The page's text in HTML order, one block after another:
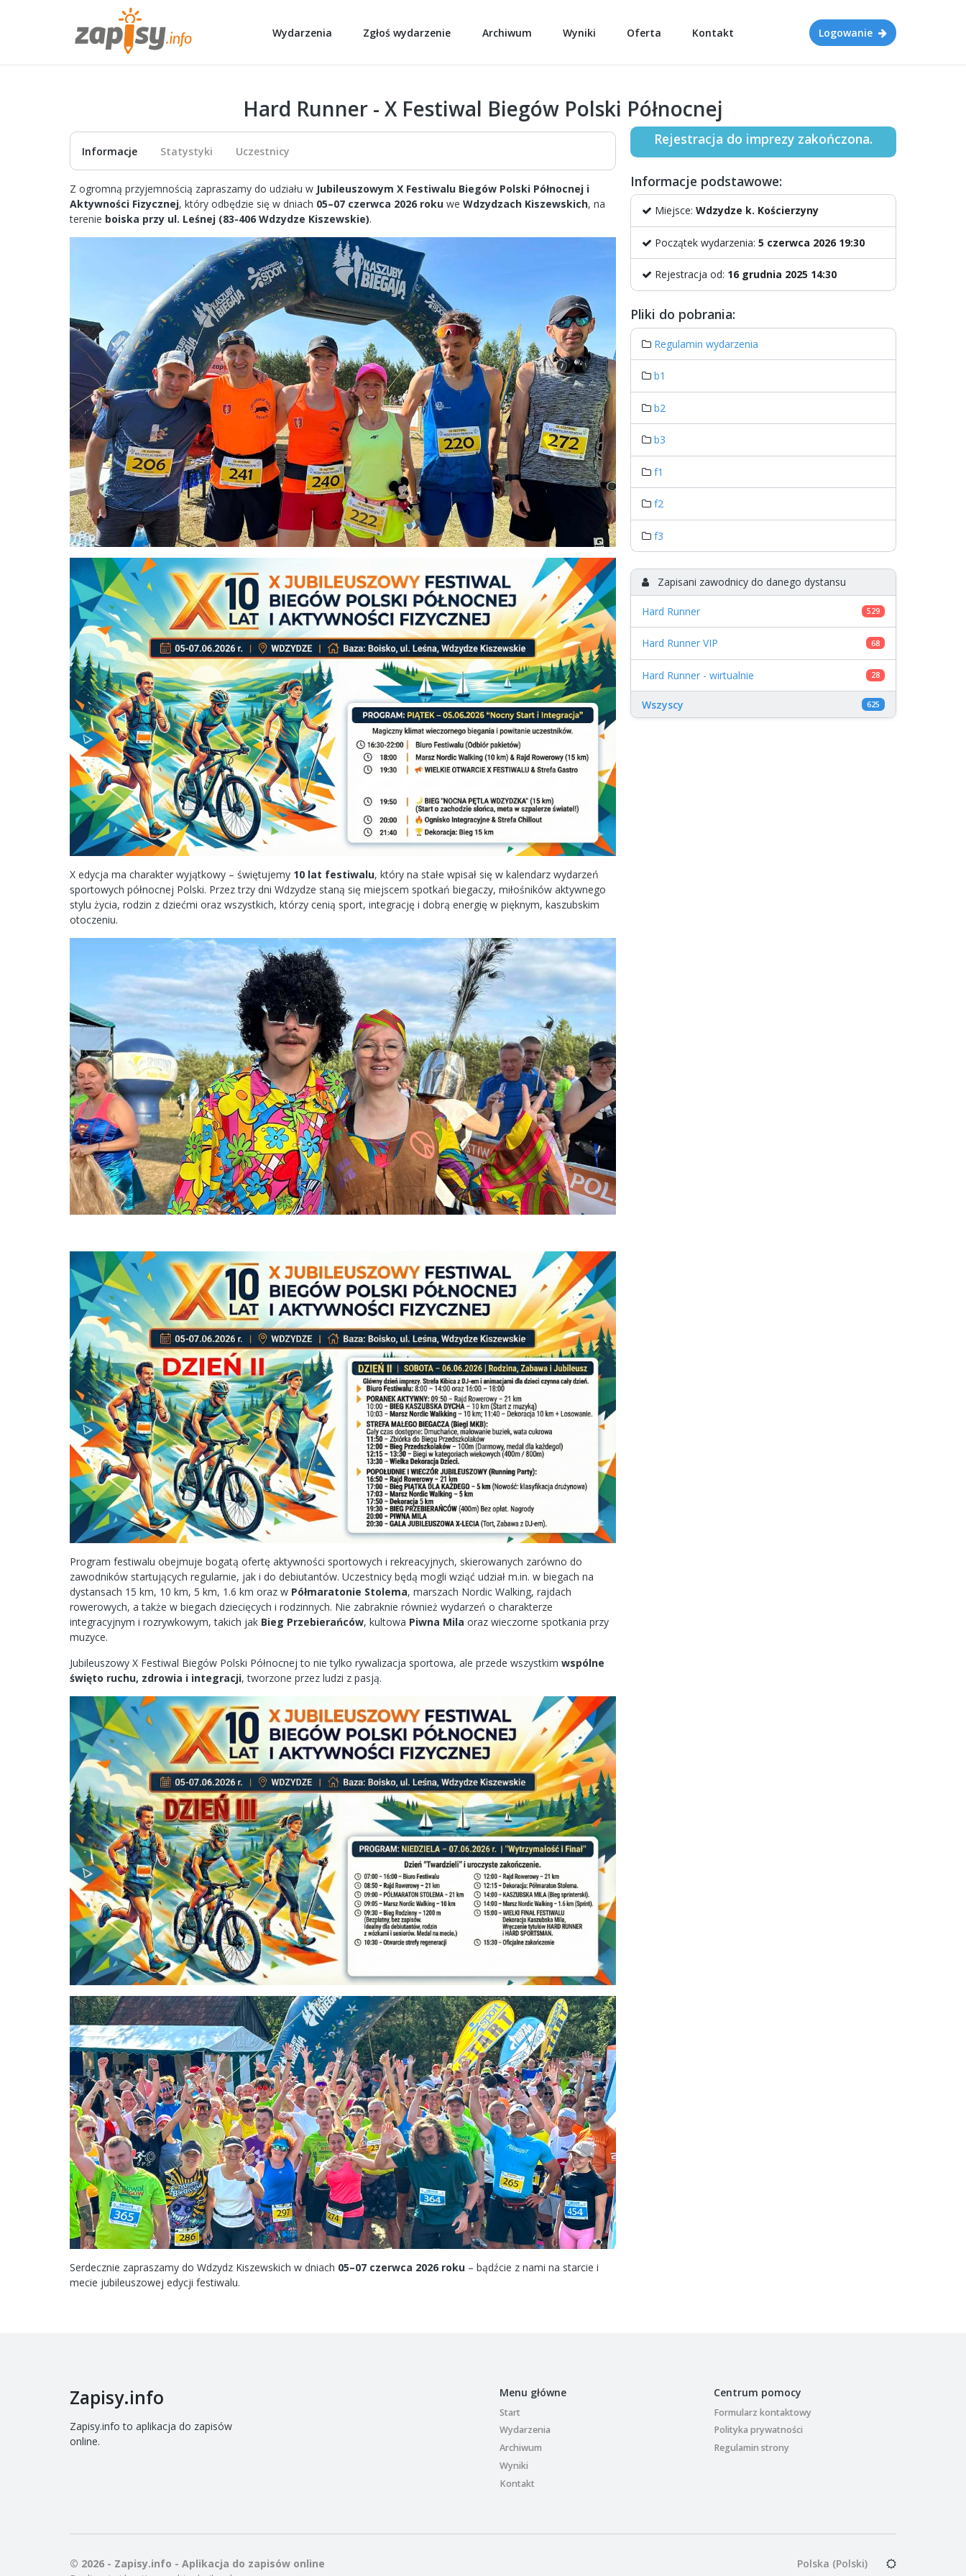
Wydarzenia Zgłoś wydarzenie Archiwum Wyniki Oferta Kontakt Logowanie
Hard Runner - X Festiwal Biegów Polski Północnej
Informacje Statystyki Uczestnicy
Z ogromną przyjemnością zapraszamy do udziału w Jubileuszowym X Festiwalu Biegów Polski Północnej i
Aktywności Fizycznej, który odbędzie się w dniach 05–07 czerwca 2026 roku we Wdzydzach Kiszewskich, na
terenie boiska przy ul. Leśnej (83-406 Wdzydze Kiszewskie).
X edycja ma charakter wyjątkowy – świętujemy 10 lat festiwalu, który na stałe wpisał się w kalendarz wydarzeń
sportowych północnej Polski. Przez trzy dni Wdzydze staną się miejscem spotkań biegaczy, miłośników aktywnego
stylu życia, rodzin z dziećmi oraz wszystkich, którzy cenią sport, integrację i dobrą energię w pięknym, kaszubskim
otoczeniu.
Program festiwalu obejmuje bogatą ofertę aktywności sportowych i rekreacyjnych, skierowanych zarówno do
zawodników startujących regularnie, jak i do debiutantów. Uczestnicy będą mogli wziąć udział m.in. w biegach na
dystansach 15 km, 10 km, 5 km, 1.6 km oraz w Półmaratonie Stolema, marszach Nordic Walking, rajdach
rowerowych, a także w biegach dziecięcych i rodzinnych. Nie zabraknie również wydarzeń o charakterze
integracyjnym i rozrywkowym, takich jak Bieg Przebierańców, kultowa Piwna Mila oraz wieczorne spotkania przy
muzyce.
Jubileuszowy X Festiwal Biegów Polski Północnej to nie tylko rywalizacja sportowa, ale przede wszystkim wspólne
święto ruchu, zdrowia i integracji, tworzone przez ludzi z pasją.
Serdecznie zapraszamy do Wdzydz Kiszewskich w dniach 05–07 czerwca 2026 roku – bądźcie z nami na starcie i
mecie jubileuszowej edycji festiwalu.
Rejestracja do imprezy zakończona.
Informacje podstawowe:
Miejsce: Wdzydze k. Kościerzyny
Początek wydarzenia: 5 czerwca 2026 19:30
Rejestracja od: 16 grudnia 2025 14:30
Pliki do pobrania:
Regulamin wydarzenia
b1
b2
b3
f1
f2
f3
Zapisani zawodnicy do danego dystansu
Hard Runner 529
Hard Runner VIP 68
Hard Runner - wirtualnie 28
Wszyscy 625
Zapisy.info
Zapisy.info to aplikacja do zapisów
online.
Menu główne
Start
Wydarzenia
Archiwum
Wyniki
Kontakt
Centrum pomocy
Formularz kontaktowy
Polityka prywatności
Regulamin strony
© 2026 - Zapisy.info - Aplikacja do zapisów online
Polska (Polski)